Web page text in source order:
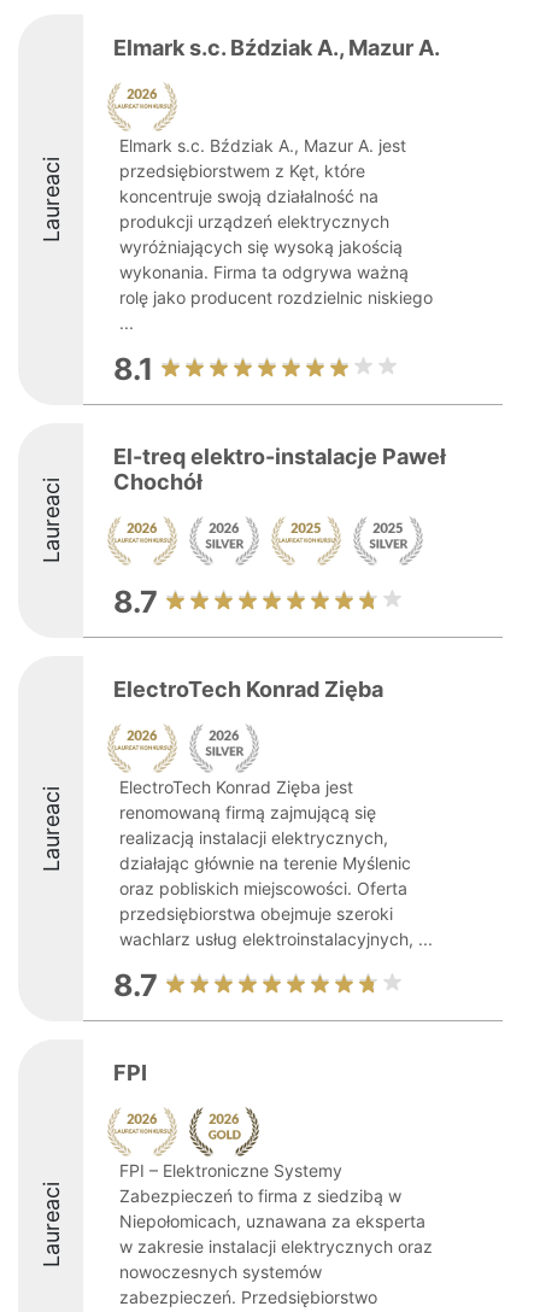
Laureaci
Elmark s.c. Bździak A., Mazur A.
Elmark s.c. Bździak A., Mazur A. jest
przedsiębiorstwem z Kęt, które
koncentruje swoją działalność na
produkcji urządzeń elektrycznych
wyróżniających się wysoką jakością
wykonania. Firma ta odgrywa ważną
rolę jako producent rozdzielnic niskiego
...
8.1
Laureaci
El-treq elektro-instalacje Paweł
Chochół
8.7
Laureaci
ElectroTech Konrad Zięba
ElectroTech Konrad Zięba jest
renomowaną firmą zajmującą się
realizacją instalacji elektrycznych,
działając głównie na terenie Myślenic
oraz pobliskich miejscowości. Oferta
przedsiębiorstwa obejmuje szeroki
wachlarz usług elektroinstalacyjnych, ...
8.7
Laureaci
FPI
FPI – Elektroniczne Systemy
Zabezpieczeń to firma z siedzibą w
Niepołomicach, uznawana za eksperta
w zakresie instalacji elektrycznych oraz
nowoczesnych systemów
zabezpieczeń. Przedsiębiorstwo